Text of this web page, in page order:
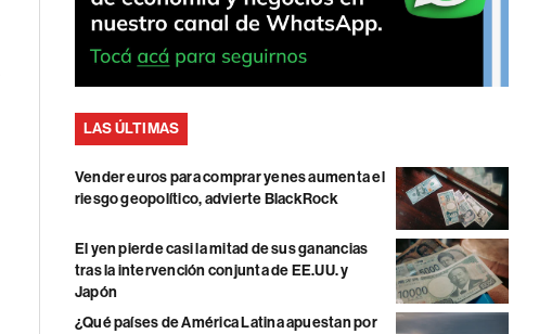
LAS ÚLTIMAS
Vender euros para comprar yenes aumenta el
riesgo geopolítico, advierte BlackRock
El yen pierde casi la mitad de sus ganancias
tras la intervención conjunta de EE.UU. y
Japón
¿Qué países de América Latina apuestan por